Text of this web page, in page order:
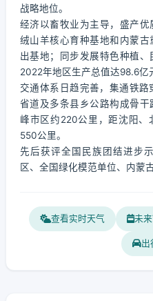
战略地位。
经济以畜牧业为主导，盛产
绒山羊核心育种基地和内蒙
出基地；同步发展特色种植、
2022年地区生产总值达98.6亿
交通体系日趋完善，集通铁
省道及多条县乡公路构成骨
峰市区约220公里，距沈阳、
550公里。
先后获评全国民族团结进步
区、全国绿化模范单位、内蒙
查看实时天气 未
出